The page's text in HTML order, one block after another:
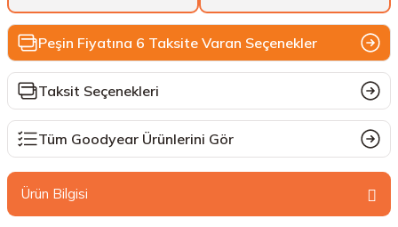
Peşin Fiyatına 6 Taksite Varan Seçenekler
Taksit Seçenekleri
Tüm Goodyear Ürünlerini Gör
Ürün Bilgisi